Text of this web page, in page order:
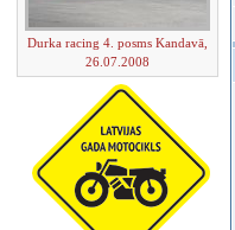
Durka racing 4. posms Kandavā,
26.07.2008